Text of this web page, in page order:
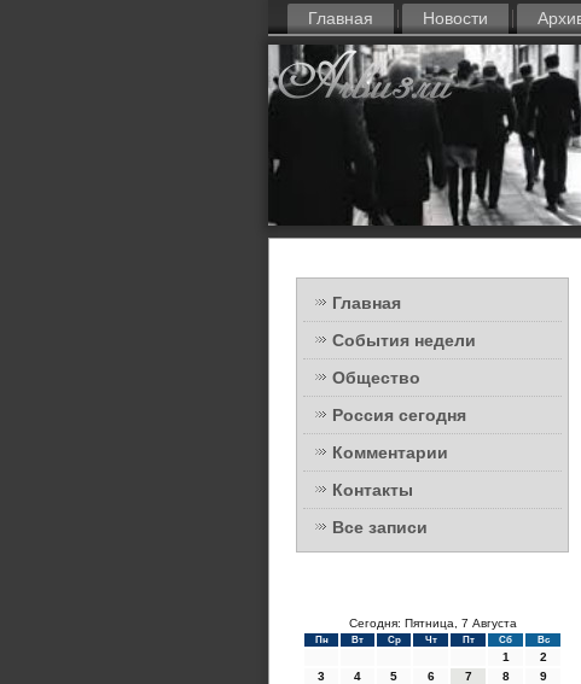
Главная Новости
Главная
События недели
Общество
Россия сегодня
Комментарии
Контакты
Все записи
Сегодня: Пятница, 7 Августа
Пн Вт Ср Чт Пт Сб Вс
1
2
3
4 5 6 7 8
9